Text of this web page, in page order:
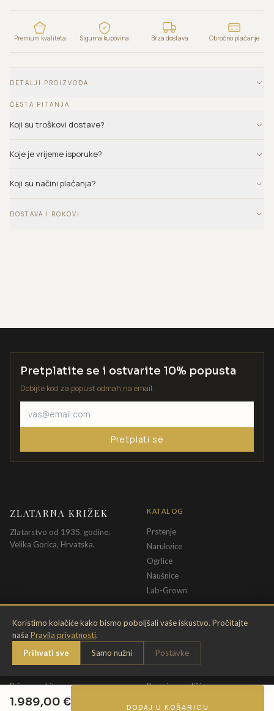
Premium kvaliteta Sigurna kupovina Brza dostava Obročno plaćanje
DETALJI PROIZVODA
ČESTA PITANJA
Koji su troškovi dostave?
Koje je vrijeme isporuke?
Koji su načini plaćanja?
DOSTAVA I ROKOVI
1.989,00 € DODAJ U KOŠARICU
Koristimo kolačiće kako bismo poboljšali vaše iskustvo. Pročitajte
naša Pravila privatnosti.
Prihvati sve
Samo nužni Postavke
Pretplatite se i ostvarite 10% popusta
Dobijte kod za popust odmah na email.
Pretplati se
ZLATARNA KRIŽEK
Zlatarstvo od 1935. godine.
Velika Gorica, Hrvatska.
KATALOG
Prstenje
Narukvice
Ogrlice
Naušnice
Lab-Grown
INFORMACIJE
O nama
Kontakt
Briga o nakitu
Jamstvo
PRAVNE ODREDBE
Pravila privatnosti
Opći uvjeti
Promjena veličine